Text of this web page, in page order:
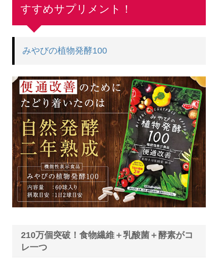
すすめサプリメント！
みやびの植物発酵100
210万個突破！食物繊維＋乳酸菌＋酵素がコ
レ一つ